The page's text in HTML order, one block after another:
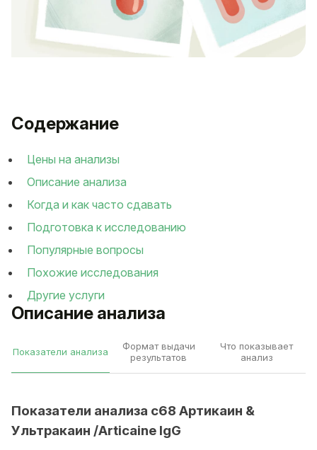
Описание анализа
Показатели анализа
Формат выдачи
результатов
Что показывает
анализ
Показатели анализа c68 Артикаин &
Ультракаин /Articaine IgG
Содержание
Цены на анализы
Описание анализа
Когда и как часто сдавать
Подготовка к исследованию
Популярные вопросы
Похожие исследования
Другие услуги